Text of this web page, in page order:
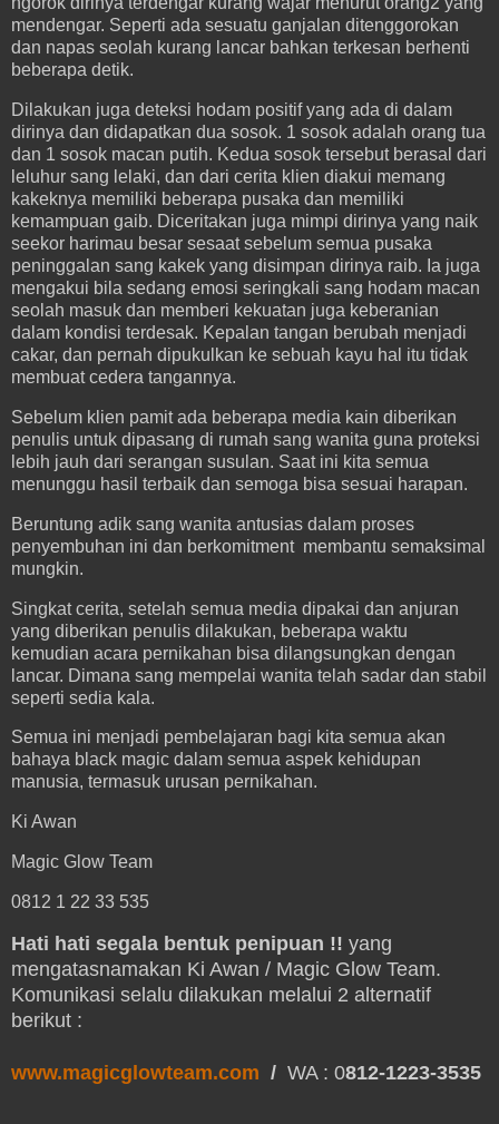
mendengar. Seperti ada sesuatu ganjalan ditenggorokan
dan napas seolah kurang lancar bahkan terkesan berhenti
beberapa detik.
Dilakukan juga deteksi hodam positif yang ada di dalam
dirinya dan didapatkan dua sosok. 1 sosok adalah orang tua
dan 1 sosok macan putih. Kedua sosok tersebut berasal dari
leluhur sang lelaki, dan dari cerita klien diakui memang
kakeknya memiliki beberapa pusaka dan memiliki
kemampuan gaib. Diceritakan juga mimpi dirinya yang naik
seekor harimau besar sesaat sebelum semua pusaka
peninggalan sang kakek yang disimpan dirinya raib. Ia juga
mengakui bila sedang emosi seringkali sang hodam macan
seolah masuk dan memberi kekuatan juga keberanian
dalam kondisi terdesak. Kepalan tangan berubah menjadi
cakar, dan pernah dipukulkan ke sebuah kayu hal itu tidak
membuat cedera tangannya.
Sebelum klien pamit ada beberapa media kain diberikan
penulis untuk dipasang di rumah sang wanita guna proteksi
lebih jauh dari serangan susulan. Saat ini kita semua
menunggu hasil terbaik dan semoga bisa sesuai harapan.
Beruntung adik sang wanita antusias dalam proses
penyembuhan ini dan berkomitment membantu semaksimal
mungkin.
Singkat cerita, setelah semua media dipakai dan anjuran
yang diberikan penulis dilakukan, beberapa waktu
kemudian acara pernikahan bisa dilangsungkan dengan
lancar. Dimana sang mempelai wanita telah sadar dan stabil
seperti sedia kala.
Semua ini menjadi pembelajaran bagi kita semua akan
bahaya black magic dalam semua aspek kehidupan
manusia, termasuk urusan pernikahan.
Ki Awan
Magic Glow Team
0812 1 22 33 535
Hati hati segala bentuk penipuan !! yang
mengatasnamakan Ki Awan / Magic Glow Team.
Komunikasi selalu dilakukan melalui 2 alternatif
berikut :
www.magicglowteam.com / WA : 0812-1223-3535